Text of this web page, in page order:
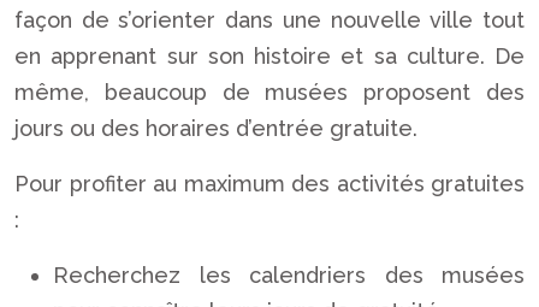
façon de s’orienter dans une nouvelle ville tout
en apprenant sur son histoire et sa culture. De
même, beaucoup de musées proposent des
jours ou des horaires d’entrée gratuite.
Pour profiter au maximum des activités gratuites
:
Recherchez les calendriers des musées